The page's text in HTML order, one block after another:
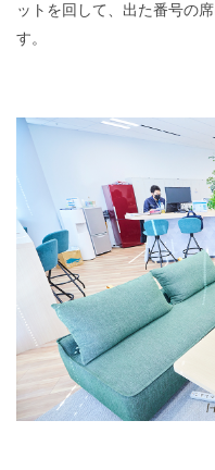
ットを回して、出た番号の
す。